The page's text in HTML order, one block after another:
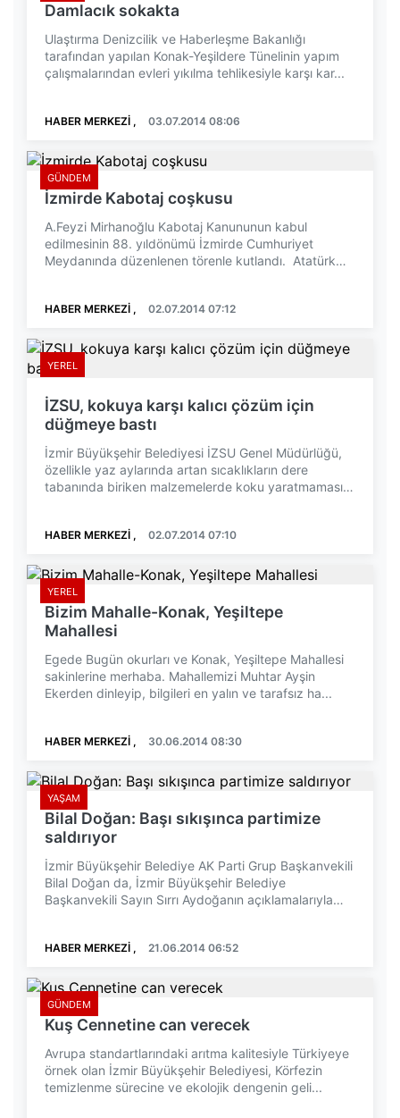
Damlacık sokakta
Ulaştırma Denizcilik ve Haberleşme Bakanlığı
tarafından yapılan Konak-Yeşildere Tünelinin yapım
çalışmalarından evleri yıkılma tehlikesiyle karşı kar...
HABER MERKEZİ , 03.07.2014 08:06
GÜNDEM
İzmirde Kabotaj coşkusu
A.Feyzi Mirhanoğlu Kabotaj Kanununun kabul
edilmesinin 88. yıldönümü İzmirde Cumhuriyet
Meydanında düzenlenen törenle kutlandı. Atatürk
HABER MERKEZİ , 02.07.2014 07:12
YEREL
İZSU, kokuya karşı kalıcı çözüm için
düğmeye bastı
İzmir Büyükşehir Belediyesi İZSU Genel Müdürlüğü,
özellikle yaz aylarında artan sıcaklıkların dere
tabanında biriken malzemelerde koku yaratmaması
HABER MERKEZİ , 02.07.2014 07:10
YEREL
Bizim Mahalle-Konak, Yeşiltepe
Mahallesi
Egede Bugün okurları ve Konak, Yeşiltepe Mahallesi
sakinlerine merhaba. Mahallemizi Muhtar Ayşin
Ekerden dinleyip, bilgileri en yalın ve tarafsız ha...
HABER MERKEZİ , 30.06.2014 08:30
YAŞAM
Bilal Doğan: Başı sıkışınca partimize
saldırıyor
İzmir Büyükşehir Belediye AK Parti Grup Başkanvekili
Bilal Doğan da, İzmir Büyükşehir Belediye
Başkanvekili Sayın Sırrı Aydoğanın açıklamalarıyla
HABER MERKEZİ , 21.06.2014 06:52
GÜNDEM
Kuş Cennetine can verecek
Avrupa standartlarındaki arıtma kalitesiyle Türkiyeye
örnek olan İzmir Büyükşehir Belediyesi, Körfezin
temizlenme sürecine ve ekolojik dengenin geli...